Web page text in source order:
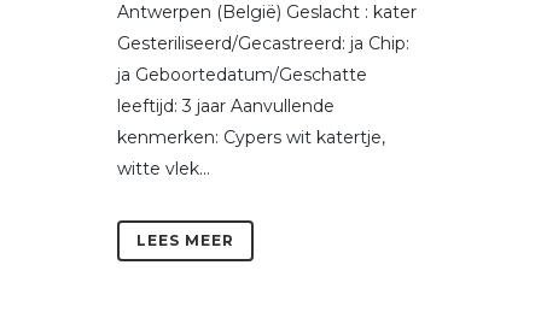
Antwerpen (België) Geslacht : kater
Gesteriliseerd/Gecastreerd: ja Chip:
ja Geboortedatum/Geschatte
leeftijd: 3 jaar Aanvullende
kenmerken: Cypers wit katertje,
witte vlek...
LEES MEER